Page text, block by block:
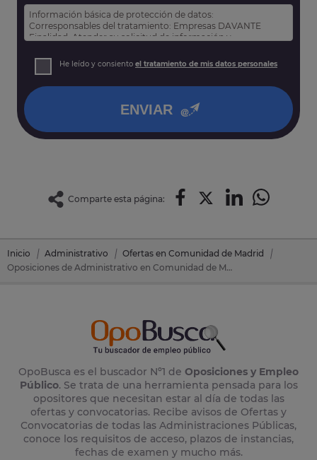
Información básica de protección de datos:
Corresponsables del tratamiento: Empresas DAVANTE
Finalidad: Atender su solicitud de información y
Derechos: Puede acceder, rectificar y suprimir sus datos,
así como otros derechos tal y como se explica en nuestra
He leído y consiento el tratamiento de mis datos personales
ENVIAR
Comparte esta página:
Inicio Administrativo
Ofertas en Comunidad de Madrid
Oposiciones de Administrativo en Comunidad de Madrid
OpoBusca es el buscador Nº1 de Oposiciones y Empleo
Público. Se trata de una herramienta pensada para los
opositores que necesitan estar al día de todas las
ofertas y convocatorias. Recibe avisos de Ofertas y
Convocatorias de todas las Administraciones Públicas,
conoce los requisitos de acceso, plazos de instancias,
fechas de examen y mucho más.